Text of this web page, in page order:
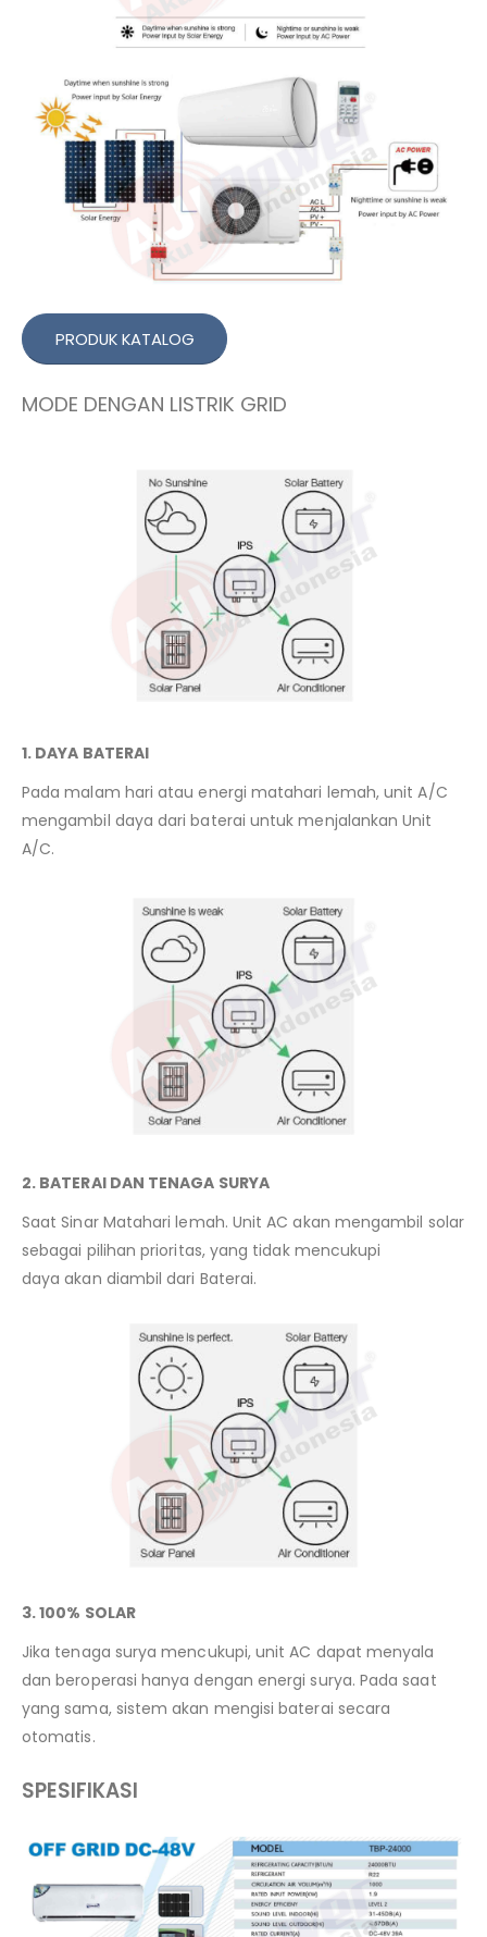
PRODUK KATALOG
MODE DENGAN LISTRIK GRID
1. DAYA BATERAI
Pada malam hari atau energi matahari lemah, unit A/C
mengambil daya dari baterai untuk menjalankan Unit
A/C.
2. BATERAI DAN TENAGA SURYA
Saat Sinar Matahari lemah. Unit AC akan mengambil solar
sebagai pilihan prioritas, yang tidak mencukupi
daya akan diambil dari Baterai.
3. 100% SOLAR
Jika tenaga surya mencukupi, unit AC dapat menyala
dan beroperasi hanya dengan energi surya. Pada saat
yang sama, sistem akan mengisi baterai secara
otomatis.
SPESIFIKASI